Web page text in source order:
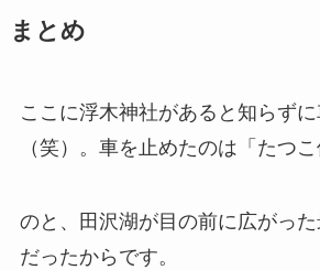
まとめ
ここに浮木神社があると知らず
（笑）。車を止めたのは「たつ
のと、田沢湖が目の前に広がっ
だったからです。